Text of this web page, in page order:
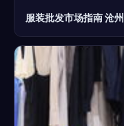
服装批发市场指南 沧